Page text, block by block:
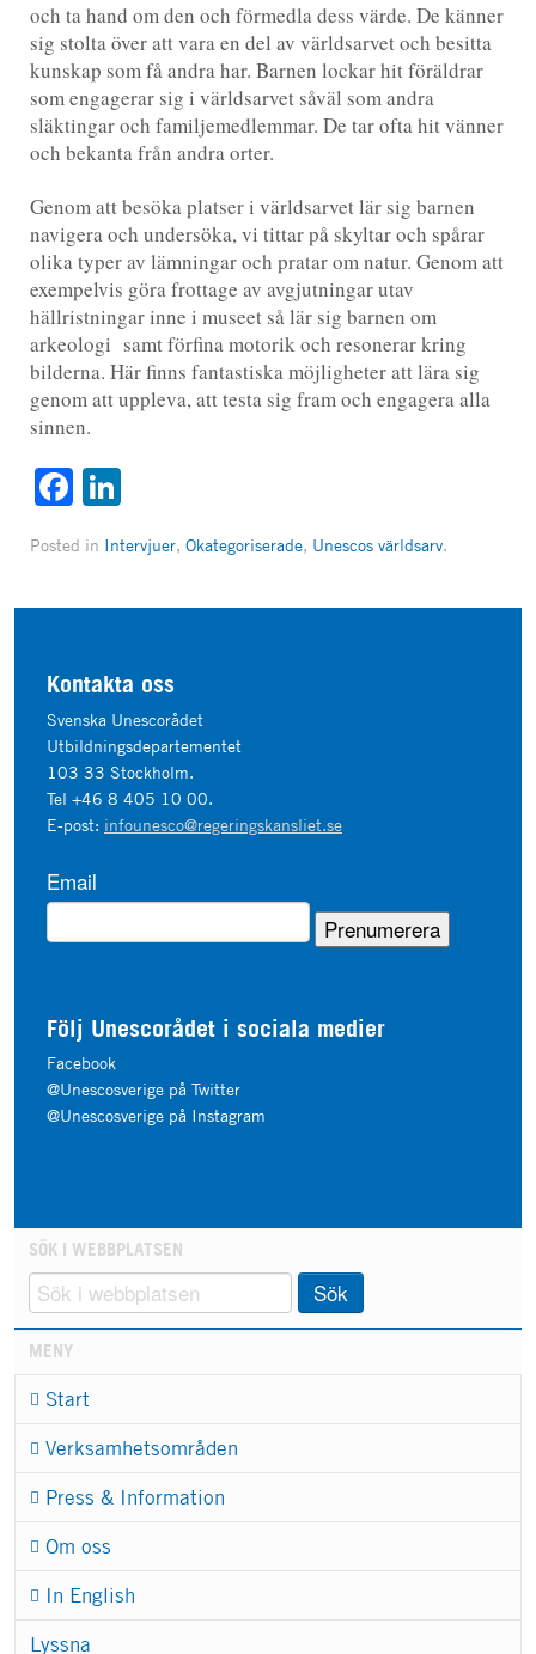
och ta hand om den och förmedla dess värde. De känner
sig stolta över att vara en del av världsarvet och besitta
kunskap som få andra har. Barnen lockar hit föräldrar
som engagerar sig i världsarvet såväl som andra
släktingar och familjemedlemmar. De tar ofta hit vänner
och bekanta från andra orter.
Genom att besöka platser i världsarvet lär sig barnen
navigera och undersöka, vi tittar på skyltar och spårar
olika typer av lämningar och pratar om natur. Genom att
exempelvis göra frottage av avgjutningar utav
hällristningar inne i museet så lär sig barnen om
arkeologi samt förfina motorik och resonerar kring
bilderna. Här finns fantastiska möjligheter att lära sig
genom att uppleva, att testa sig fram och engagera alla
sinnen.
Facebook
LinkedIn
Posted in Intervjuer, Okategoriserade, Unescos världsarv.
Kontakta oss
Svenska Unescorådet
Utbildningsdepartementet
103 33 Stockholm.
Tel +46 8 405 10 00.
E-post: infounesco@regeringskansliet.se
Email
Följ Unescorådet i sociala medier
Facebook
@Unescosverige på Twitter
@Unescosverige på Instagram
SÖK I WEBBPLATSEN
Sök
MENY
Start
Verksamhetsområden
Press & Information
Om oss
In English
Lyssna